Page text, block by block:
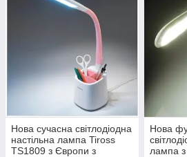
Нова сучасна світлодіодна
настільна лампа Tiross
TS1809 з Європи з
Нова
лампа